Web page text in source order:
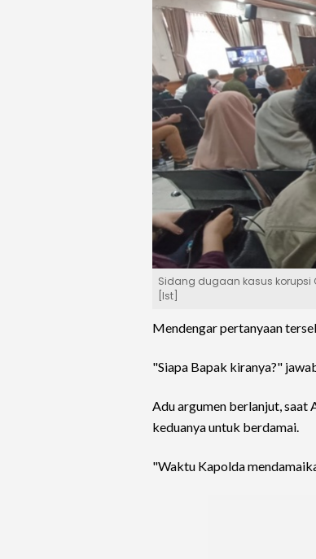
Sidang dugaan kasus korupsi
[Ist]
Mendengar pertanyaan
"Siapa Bapak kiranya?"
Adu argumen berlanjut, saat
keduanya untuk berdamai.
"Waktu Kapolda